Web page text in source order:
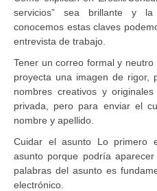
servicios” sea brillante y
conocemos estas claves
entrevista de trabajo.
Tener un correo formal y
proyecta una imagen de rigor,
nombres creativos y
privada, pero para enviar el
nombre y apellido.
Cuidar el asunto Lo primero
asunto porque podría
palabras del asunto es
electrónico.